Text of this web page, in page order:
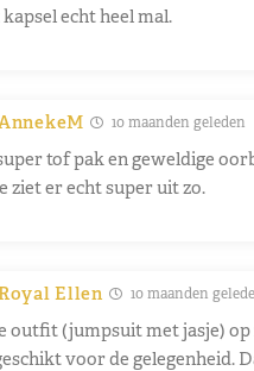
echt heel mal.
AnnekeM 10 maanden geleden
tof pak en geweldige
ziet er echt super uit zo.
Ellen 10 maanden
outfit (jumpsuit met jasje) op
voor de gelegenheid.